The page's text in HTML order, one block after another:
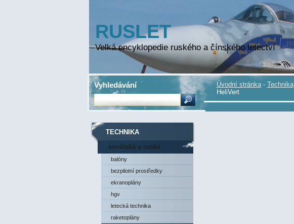
RUSLET
Velká encyklopedie ruského a čínského letectví
Úvodní stránka - Technika
HeliVert
TECHNIKA
sovětská a ruská
technika
balóny
bezpilotní prostředky
ekranoplány
hgv
letecká technika
raketoplány
Vyhledávání